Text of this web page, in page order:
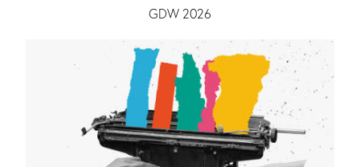
GDW 2026